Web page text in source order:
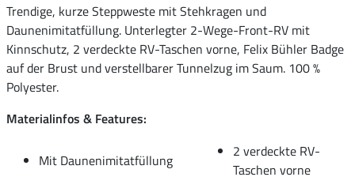
Trendige, kurze Steppweste mit Stehkragen und
Daunenimitatfüllung. Unterlegter 2-Wege-Front-RV mit
Kinnschutz, 2 verdeckte RV-Taschen vorne, Felix Bühler Badge
auf der Brust und verstellbarer Tunnelzug im Saum. 100 %
Polyester.
Materialinfos & Features:
Mit Daunenimitatfüllung
2 verdeckte RV-
Taschen vorne